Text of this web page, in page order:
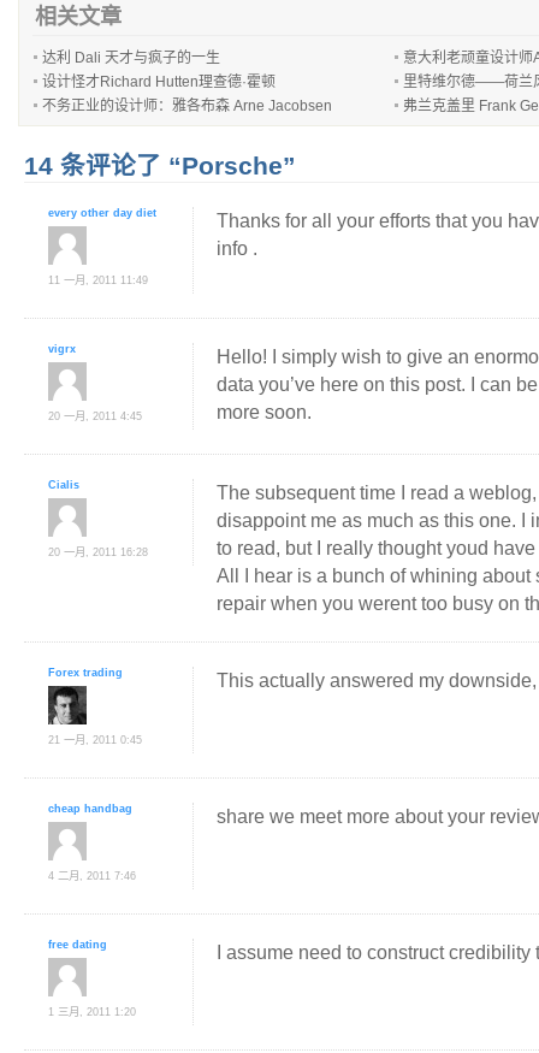
相关文章
达利 Dali 天才与疯子的一生
意大利老顽童设计
设计怪才Richard Hutten理查德·霍顿
里特维尔德——荷兰
不务正业的设计师：雅各布森 Arne Jacobsen
弗兰克盖里 Frank
14 条评论了 “Porsche”
every other day diet
11 一月, 2011 11:49
Thanks for all your efforts that you
info .
vigrx
20 一月, 2011 4:45
Hello! I simply wish to give an
data you’ve here on this post. I can
more soon.
Cialis
20 一月, 2011 16:28
The subsequent time I read a
disappoint me as much as this one. I
to read, but I really thought youd
All I hear is a bunch of whining about
repair when you werent too busy on
Forex trading
21 一月, 2011 0:45
This actually answered my
cheap handbag
4 二月, 2011 7:46
share we meet more about your
free dating
1 三月, 2011 1:20
I assume need to construct